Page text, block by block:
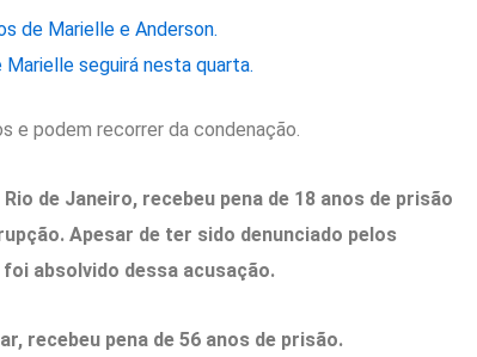
de Marielle e Anderson.
seguirá nesta quarta.
e podem recorrer da condenação.
de Janeiro, recebeu pena de 18 anos de prisão
Apesar de ter sido denunciado pelos
absolvido dessa acusação.
recebeu pena de 56 anos de prisão.